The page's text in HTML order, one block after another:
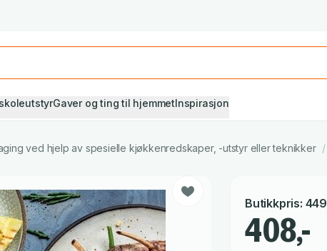
Gaver og ting til hjemmetInspirasjon
ved hjelp av spesielle kjøkkenredskaper, -utstyr eller teknikker /
Butikkpris: 449
408,-